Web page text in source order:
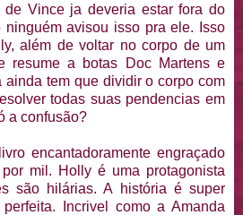
de Vince ja deveria estar fora do
ninguém avisou isso pra ele. Isso
além de voltar no corpo de um
resume a botas Doc Martens e
ainda tem que dividir o corpo com
todas suas pendencias em
a confusão?
encantadoramente engraçado
mil. Holly é uma protagonista
são hilárias. A história é super
Incrivel como a Amanda